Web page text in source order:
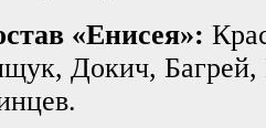
«Енисея»:
Докич,